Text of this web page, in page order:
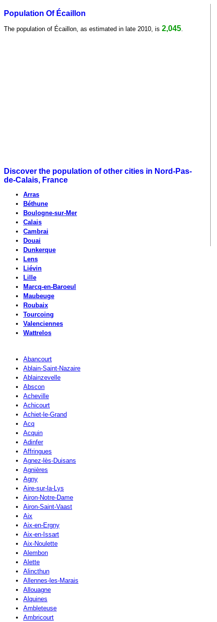
Population Of Écaillon
The population of Écaillon, as estimated in late 2010, is 2,045
Discover the population of other cities in Nord-Pas-
de-Calais, France
Arras
Béthune
Boulogne-sur-Mer
Calais
Cambrai
Douai
Dunkerque
Lens
Liévin
Lille
Marcq-en-Baroeul
Maubeuge
Roubaix
Tourcoing
Valenciennes
Wattrelos
Abancourt
Ablain-Saint-Nazaire
Ablainzevelle
Abscon
Acheville
Achicourt
Achiet-le-Grand
Acq
Acquin
Adinfer
Affringues
Agnez-lès-Duisans
Agnières
Agny
Aire-sur-la-Lys
Airon-Notre-Dame
Airon-Saint-Vaast
Aix
Aix-en-Ergny
Aix-en-Issart
Aix-Noulette
Alembon
Alette
Alincthun
Allennes-les-Marais
Allouagne
Alquines
Ambleteuse
Ambricourt